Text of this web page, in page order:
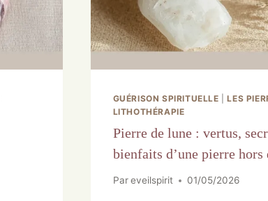
GUÉRISON SPIRITUELLE |LES
LITHOTHÉRAPIE
Pierre de lune : vertus,
bienfaits d’une pierre hors
Par eveilspirit 01/05/2026